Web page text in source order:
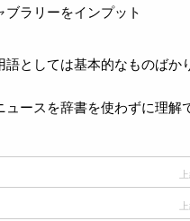
ラリーをインプット
語としては基本的なものばか
ースを辞書を使わずに理解